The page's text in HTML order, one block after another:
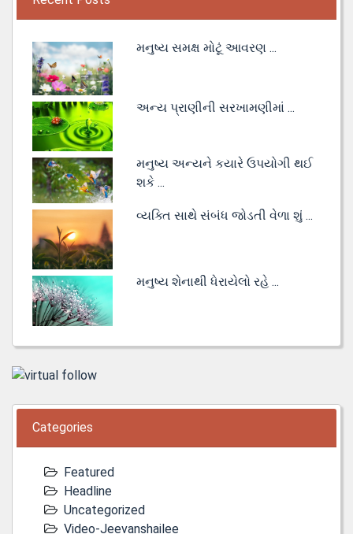
મનુષ્ય સમક્ષ મોટૂં આવરણ ...
અન્ય પ્રાણીની સરખામણીમાં ...
મનુષ્ય અન્યને કયારે ઉપયોગી થઈ
શકે ...
વ્યક્તિ સાથે સંબંધ જોડતી વેળા શું ...
મનુષ્ય શેનાથી ધેરાયેલો રહે ...
Categories
Featured
Headline
Uncategorized
Video-Jeevanshailee